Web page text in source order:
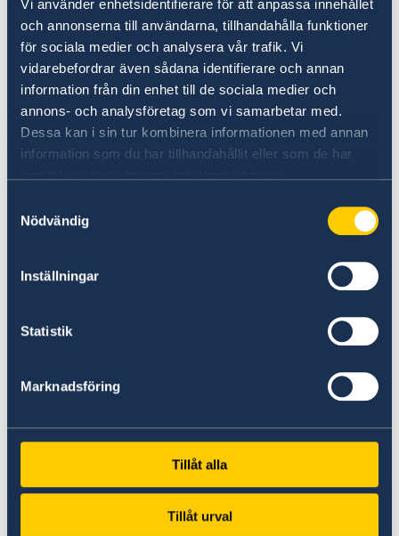
Vi använder enhetsidentifierare för att anpassa innehållet
och annonserna till användarna, tillhandahålla funktioner
för sociala medier och analysera vår trafik. Vi
vidarebefordrar även sådana identifierare och annan
information från din enhet till de sociala medier och
annons- och analysföretag som vi samarbetar med.
Dessa kan i sin tur kombinera informationen med annan
information som du har tillhandahållit eller som de har
Nödvändig
Inställningar
Statistik
Marknadsföring
Tillåt alla
Tillåt urval
resor till de länder de är anmälda.
Kansliet för stöd till mindre
utlandsmyndigheter (KSU) på
Utrikesdepartementet i Stockholm stödjer med
beredning av ärenden och handläggning av
sakfrågor.
Läs mer om detta i Heliga stolen på sidanOm
hemsida.
Anmäl din utlandsvistelse
Om du vill att UD eller ambassaden ska kunna
få tag i dig vid en större krissituation i landet
UD:s reseinformation direkt i fickan
I appen UD Resklar finns råd och
reseinformation om världens länder från
Sveriges ambassader.
Om UD Resklar på regeringen.se